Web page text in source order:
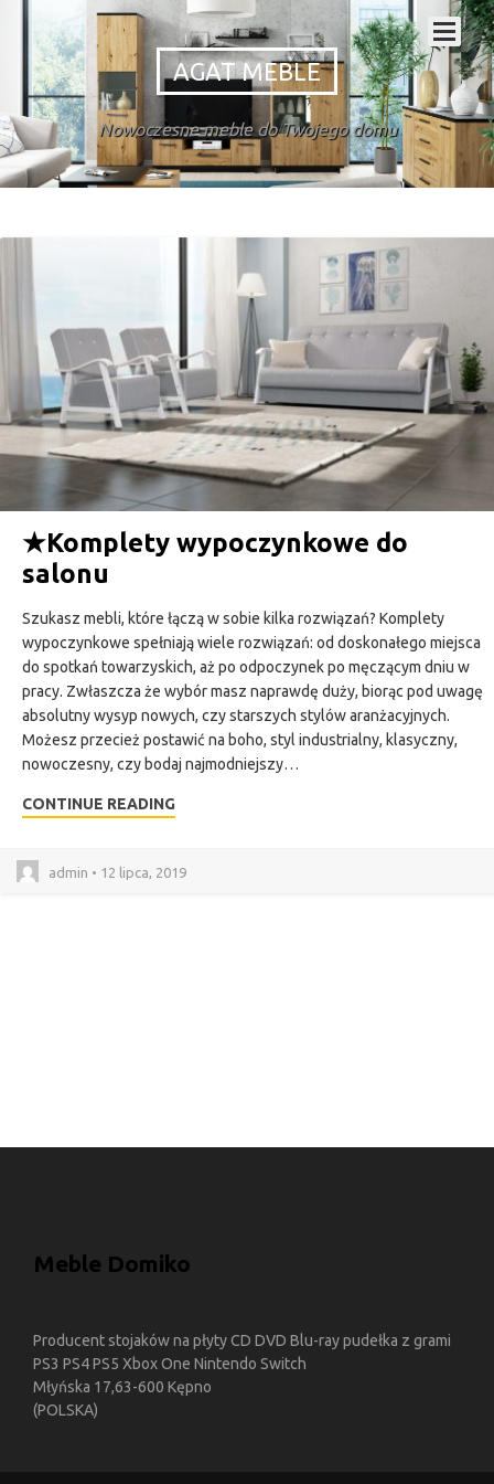
AGAT MEBLE
Nowoczesne meble do Twojego domu
★Komplety wypoczynkowe do
salonu
Szukasz mebli, które łączą w sobie kilka rozwiązań? Komplety
wypoczynkowe spełniają wiele rozwiązań: od doskonałego miejsca
do spotkań towarzyskich, aż po odpoczynek po męczącym dniu w
pracy. Zwłaszcza że wybór masz naprawdę duży, biorąc pod uwagę
absolutny wysyp nowych, czy starszych stylów aranżacyjnych.
Możesz przecież postawić na boho, styl industrialny, klasyczny,
nowoczesny, czy bodaj najmodniejszy…
CONTINUE READING
admin • 12 lipca, 2019
Meble Domiko
Producent stojaków na płyty CD DVD Blu-ray pudełka z grami
PS3 PS4 PS5 Xbox One Nintendo Switch
Młyńska 17,63-600 Kępno
(POLSKA)